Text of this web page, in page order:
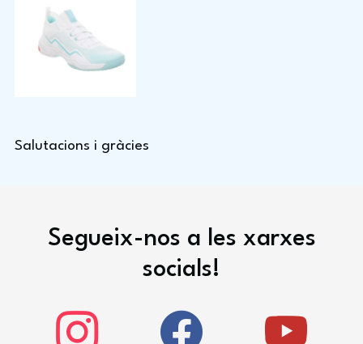
Salutacions i gràcies
Segueix-nos a les xarxes
socials!